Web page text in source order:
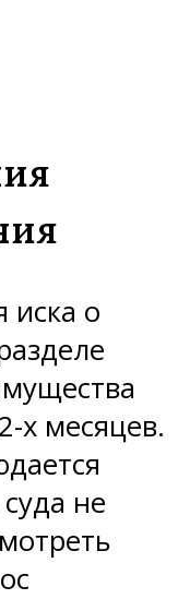
иска о
х месяцев.
не